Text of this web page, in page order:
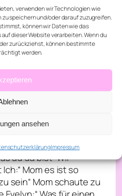
verwenden wir Technologien wie
speichern und/oder darauf zuzugreifen.
können wir Daten wie das
dieser Website verarbeiten. Wenn du
zurückziehst, können bestimmte
werden.
ansehen
Impressum
aus und es klang
Ich:“ Magst du
mag ich dich“ Ich
Ewigkeit kamen wir
sich vor dem Haus
Schönes Haus“ Ich:“
Philipp:“ Na ich
Mutter sehr viele
Ich lachte und stieg
sind alle vernichtet
Mein Engelchen
du da bist“ Wir
Mom es ist so
sein“ Mom schaute zu